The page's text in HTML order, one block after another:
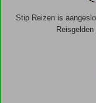
Stip Reizen is